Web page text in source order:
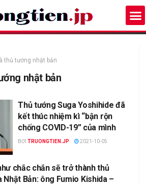
thủ tướng nhật bản
nhật bản
Thủ tướng Suga Yoshihide đã
kết thúc nhiệm kì “bận rộn
chống COVID-19” của mình
BƠI TRUONGTIEN.JP 2021-10-05
chắc chắn sẽ trở thành thủ
Bản: ông Fumio Kishida –